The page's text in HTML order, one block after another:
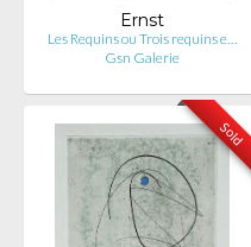
Ernst
Les Requins ou Trois requins e…
Gsn Galerie
Sold